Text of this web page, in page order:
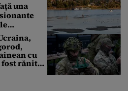
una
cu
fost rănite